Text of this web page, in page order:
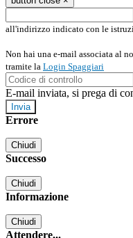
all'indirizzo indicato con le
Non hai una e-mail associata al
tramite la Login Spaggiari
E-mail inviata, si prega di
Errore
Chiudi
Successo
Chiudi
Informazione
Chiudi
Attendere...